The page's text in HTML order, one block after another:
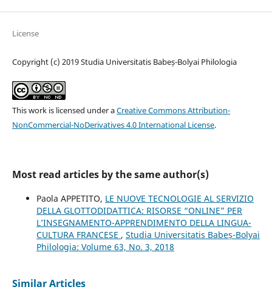
License
Copyright (c) 2019 Studia Universitatis Babeș-Bolyai Philologia
This work is licensed under aCreative Commons Attribution-
NonCommercial-NoDerivatives 4.0 International License.
Most read articles by the same author(s)
Paola APPETITO, LE NUOVE TECNOLOGIE AL SERVIZIO
DELLA GLOTTODIDATTICA: RISORSE “ONLINE” PER
L’INSEGNAMENTO-APPRENDIMENTO DELLA LINGUA-
CULTURA FRANCESE , Studia Universitatis Babeș-Bolyai
Philologia: Volume 63, No. 3, 2018
Similar Articles